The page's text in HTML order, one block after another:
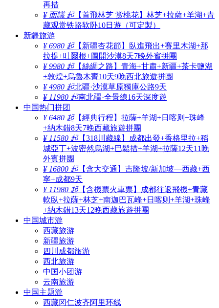
再措
¥ 面議 起【首飛林芝 赏桃花】林芝+拉薩+羊湖+青
藏观赏铁路软卧10日遊（可定製）
新疆旅游
¥ 6980 起【新疆杏花節】臥進飛出+賽里木湖+那
拉提+吐爾根+圖開沙漠8天7晚外賓拼團
¥ 9980 起【絲綢之路】青海+甘肅+新疆+茶卡鹽湖
+敦煌+烏魯木齊10天9晚西北旅遊拼團
¥ 4980 起北疆·沙漠草原獨庫公路9天
¥ 11980 起南北疆·全景線16天深度遊
中国热门拼团
¥ 6480 起【經典行程】拉薩+羊湖+日喀则+珠峰
+納木錯8天7晚西藏旅遊拼團
¥ 11580 起【318川藏線】成都出發+香格里拉+稻
城亞丁+波密然烏湖+巴鬆措+羊湖+拉薩12天11晚
外賓拼團
¥ 16800 起【含大交通】吉隆坡/新加坡—西藏+西
寧+成都9天
¥ 11980 起【含機票火車票】成都往返飛機+青藏
軟臥+拉薩+林芝+南迦巴瓦峰+日喀则+羊湖+珠峰
+納木錯13天12晚西藏旅遊拼團
中国城市游
西藏旅游
新疆旅游
四川成都旅游
西北旅游
中国小团游
云南旅游
中国主题游
西藏冈仁波齐阿里环线